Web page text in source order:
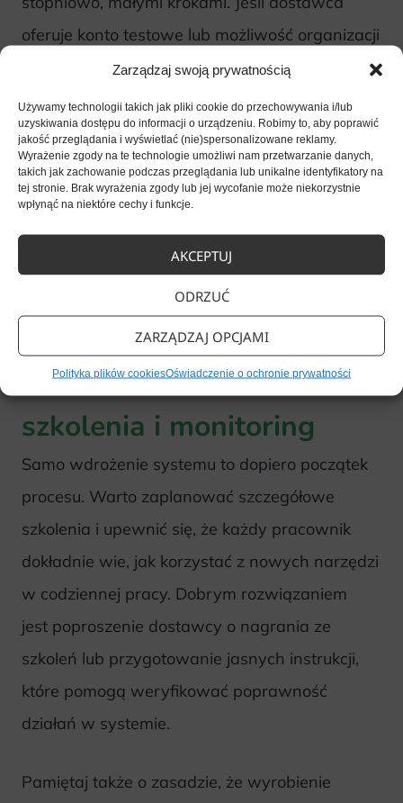
Zarządzaj swoją prywatnością
Używamy technologii takich jak pliki cookie do przechowywania i/lub
uzyskiwania dostępu do informacji o urządzeniu. Robimy to, aby poprawić
jakość przeglądania i wyświetlać (nie)spersonalizowane reklamy.
Wyrażenie zgody na te technologie umożliwi nam przetwarzanie danych,
takich jak zachowanie podczas przeglądania lub unikalne identyfikatory na
tej stronie. Brak wyrażenia zgody lub jej wycofanie może niekorzystnie
wpłynąć na niektóre cechy i funkcje.
AKCEPTUJ
ODRZUĆ
ZARZĄDZAJ OPCJAMI
Polityka plików cookiesOświadczenie o ochronie prywatności
oferuje konto testowe lub możliwość organizacji
kilku spotkań przed podjęciem decyzji
o zakupie, dobrze jest z tego skorzystać.
Pozwól pracownikom samodzielnie
przetestować system i swobodnie wyrażać
zapoznanie się z narzędziem pomogą rozwiać
wątpliwości oraz uniknąć niepotrzebnych
niedomówień.
Postaw na solidne
szkolenia i monitoring
Samo wdrożenie systemu to dopiero początek
procesu. Warto zaplanować szczegółowe
szkolenia i upewnić się, że każdy pracownik
dokładnie wie, jak korzystać z nowych narzędzi
w codziennej pracy. Dobrym rozwiązaniem
jest poproszenie dostawcy o nagrania ze
szkoleń lub przygotowanie jasnych instrukcji,
które pomogą weryfikować poprawność
działań w systemie.
Pamiętaj także o zasadzie, że wyrobienie